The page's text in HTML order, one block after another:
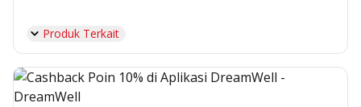
Produk Terkait